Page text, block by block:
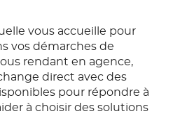
vous accueille pour
vos démarches de
rendant en agence,
direct avec des
pour répondre à
à choisir des solutions